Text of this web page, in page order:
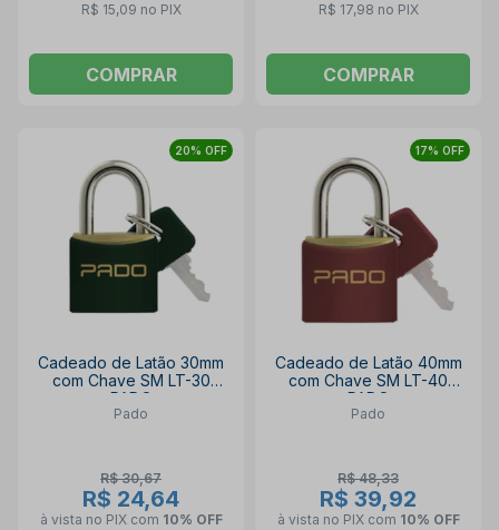
R$ 15,09 no PIX
COMPRAR
R$ 17,98 no PIX
COMPRAR
20% OFF
Cadeado de Latão 30mm
com Chave SM LT-30
PADO
Pado
R$ 30,67
R$ 24,64
à vista no PIX com 10% OFF
17% OFF
Cadeado de Latão 40mm
com Chave SM LT-40
PADO
Pado
R$ 48,33
R$ 39,92
à vista no PIX com 10% OFF